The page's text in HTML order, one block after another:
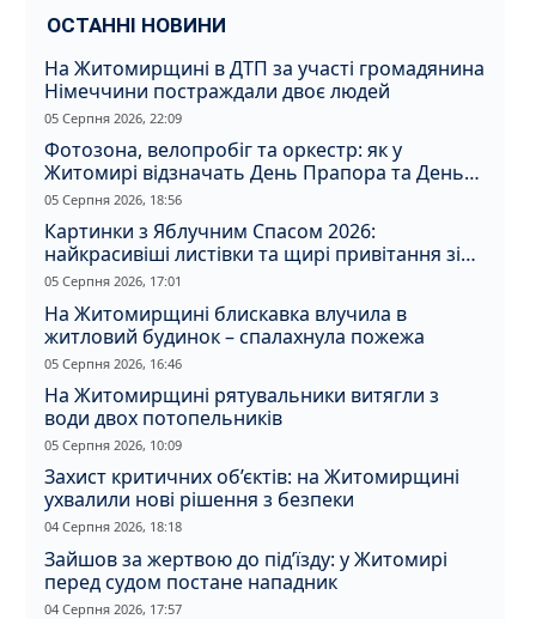
ОСТАННІ НОВИНИ
На Житомирщині в ДТП за участі громадянина
Німеччини постраждали двоє людей
05 Серпня 2026, 22:09
Фотозона, велопробіг та оркестр: як у
Житомирі відзначать День Прапора та День
Незалежності
05 Серпня 2026, 18:56
Картинки з Яблучним Спасом 2026:
найкрасивіші листівки та щирі привітання зі
святом
05 Серпня 2026, 17:01
На Житомирщині блискавка влучила в
житловий будинок – спалахнула пожежа
05 Серпня 2026, 16:46
На Житомирщині рятувальники витягли з
води двох потопельників
05 Серпня 2026, 10:09
Захист критичних об’єктів: на Житомирщині
ухвалили нові рішення з безпеки
04 Серпня 2026, 18:18
Зайшов за жертвою до під’їзду: у Житомирі
перед судом постане нападник
04 Серпня 2026, 17:57